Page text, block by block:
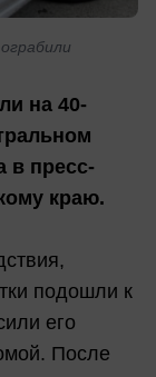
на 40-
в пресс-
краю.
подошли к
его
После